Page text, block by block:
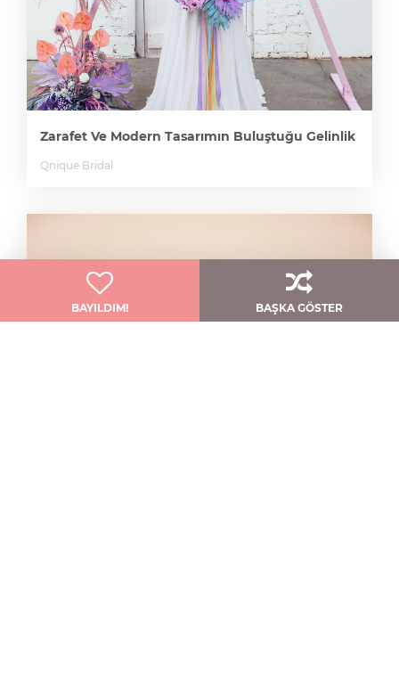
BAYILDIM! BAŞKA GÖSTER
Zarafet Ve Modern Tasarımın Buluştuğu Gelinlik
Qnique Bridal